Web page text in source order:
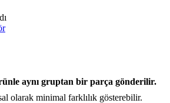
aynı gruptan bir parça gönderilir.
olarak minimal farklılık gösterebilir.